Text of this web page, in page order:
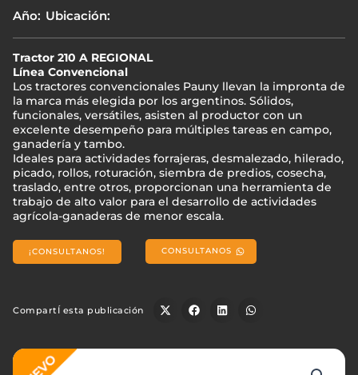
Año: Ubicación:
Tractor 210 A REGIONAL
Línea Convencional
Los tractores convencionales Pauny llevan la impronta de
la marca más elegida por los argentinos. Sólidos,
funcionales, versátiles, asisten al productor con un
excelente desempeño para múltiples tareas en campo,
ganadería y tambo.
Ideales para actividades forrajeras, desmalezado, hilerado,
picado, rollos, roturación, siembra de predios, cosecha,
traslado, entre otros, proporcionan una herramienta de
trabajo de alto valor para el desarrollo de actividades
agrícola-ganaderas de menor escala.
¡CONSULTANOS! CONSULTANOS
CompartÍ esta publicación